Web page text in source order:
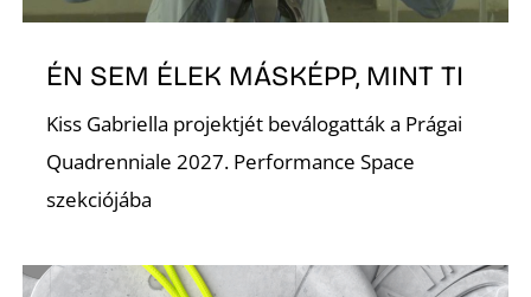
ÉN SEM ÉLEK MÁSKÉPP, MINT TI
Kiss Gabriella projektjét beválogatták a Prágai
Quadrenniale 2027. Performance Space
szekciójába